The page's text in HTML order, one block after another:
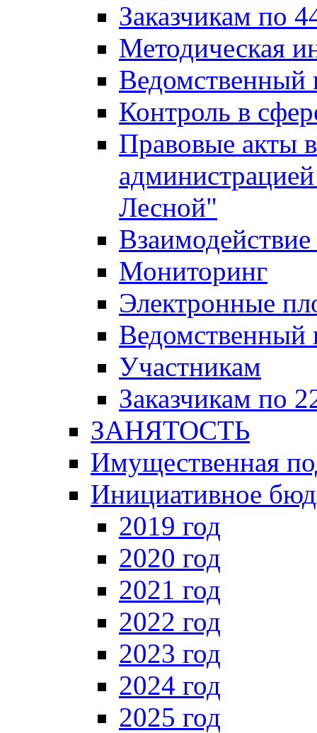
Заказчикам по
Методическая
Ведомственный
Контроль в
Правовые акты
Лесной"
Мониторинг
Электронные
Ведомственный
Участникам
Заказчикам по
ЗАНЯТОСТЬ
Имущественная
Инициативное
2019 год
2020 год
2021 год
2022 год
2023 год
2024 год
2025 год